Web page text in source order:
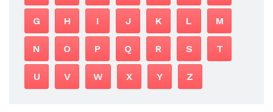
G H I J K L M
N O P Q R S T
U V W X Y Z